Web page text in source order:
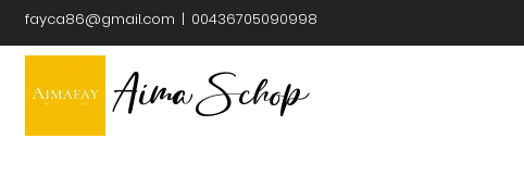
fayca86@gmail.com | 00436705090998
Aima Schop